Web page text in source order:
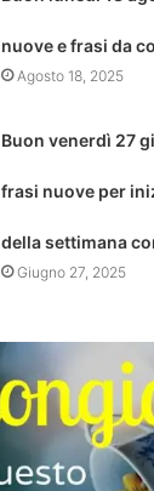
nuove e frasi da
Agosto 18, 2025
Buon venerdì 27
frasi nuove per
della settimana
Giugno 27, 2025